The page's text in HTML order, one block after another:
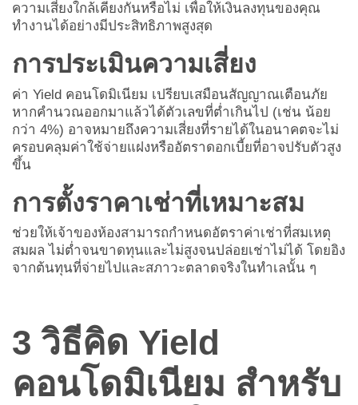
ความเสี่ยงใกล้เคียงกันหรือไม่ เพื่อให้เงินลงทุนของคุณ
ทำงานได้อย่างมีประสิทธิภาพสูงสุด
การประเมินความเสี่ยง
ค่า Yield คอนโดมิเนียม เปรียบเสมือนสัญญาณเตือนภัย
หากคำนวณออกมาแล้วได้ตัวเลขที่ต่ำเกินไป (เช่น น้อย
กว่า 4%) อาจหมายถึงความเสี่ยงที่รายได้ในอนาคตจะไม่
ครอบคลุมค่าใช้จ่ายแฝงหรืออัตราดอกเบี้ยที่อาจปรับตัวสูง
ขึ้น
การตั้งราคาเช่าที่เหมาะสม
ช่วยให้เจ้าของห้องสามารถกำหนดอัตราค่าเช่าที่สมเหตุ
สมผล ไม่ต่ำจนขาดทุนและไม่สูงจนปล่อยเช่าไม่ได้ โดยอิง
จากต้นทุนที่จ่ายไปและสภาวะตลาดจริงในทำเลนั้น ๆ
3 วิธีคิด Yield
คอนโดมิเนียม สำหรับ